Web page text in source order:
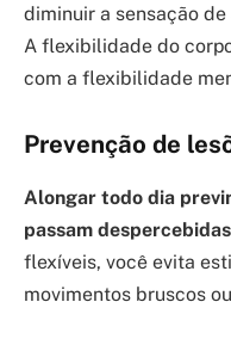
diminuir a sensação
A flexibilidade do
com a flexibilidade
Prevenção de
Alongar todo dia
passam
flexíveis, você evita
movimentos bruscos